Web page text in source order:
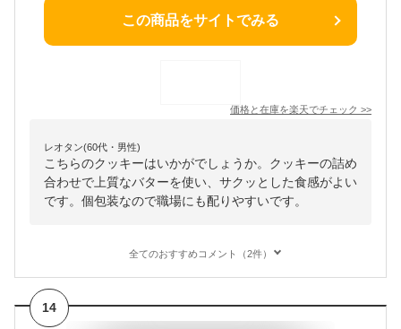
この商品をサイトでみる
価格と在庫を楽天でチェック >>
レオタン(60代・男性)
こちらのクッキーはいかがでしょうか。クッキーの詰め
合わせで上質なバターを使い、サクッとした食感がよい
です。個包装なので職場にも配りやすいです。
全てのおすすめコメント（2件）
14